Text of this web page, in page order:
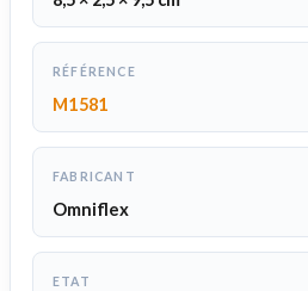
RÉFÉRENCE
M1581
FABRICANT
Omniflex
ETAT